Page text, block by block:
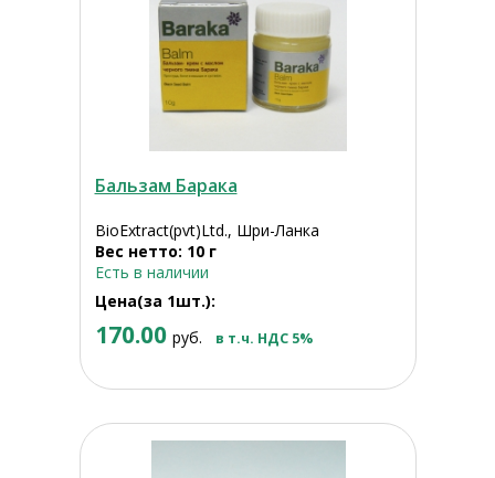
Бальзам Барака
BioExtract(pvt)Ltd., Шри-Ланка
Вес нетто: 10 г
Есть в наличии
Цена(за 1шт.):
170.00 руб. в т.ч. НДС 5%